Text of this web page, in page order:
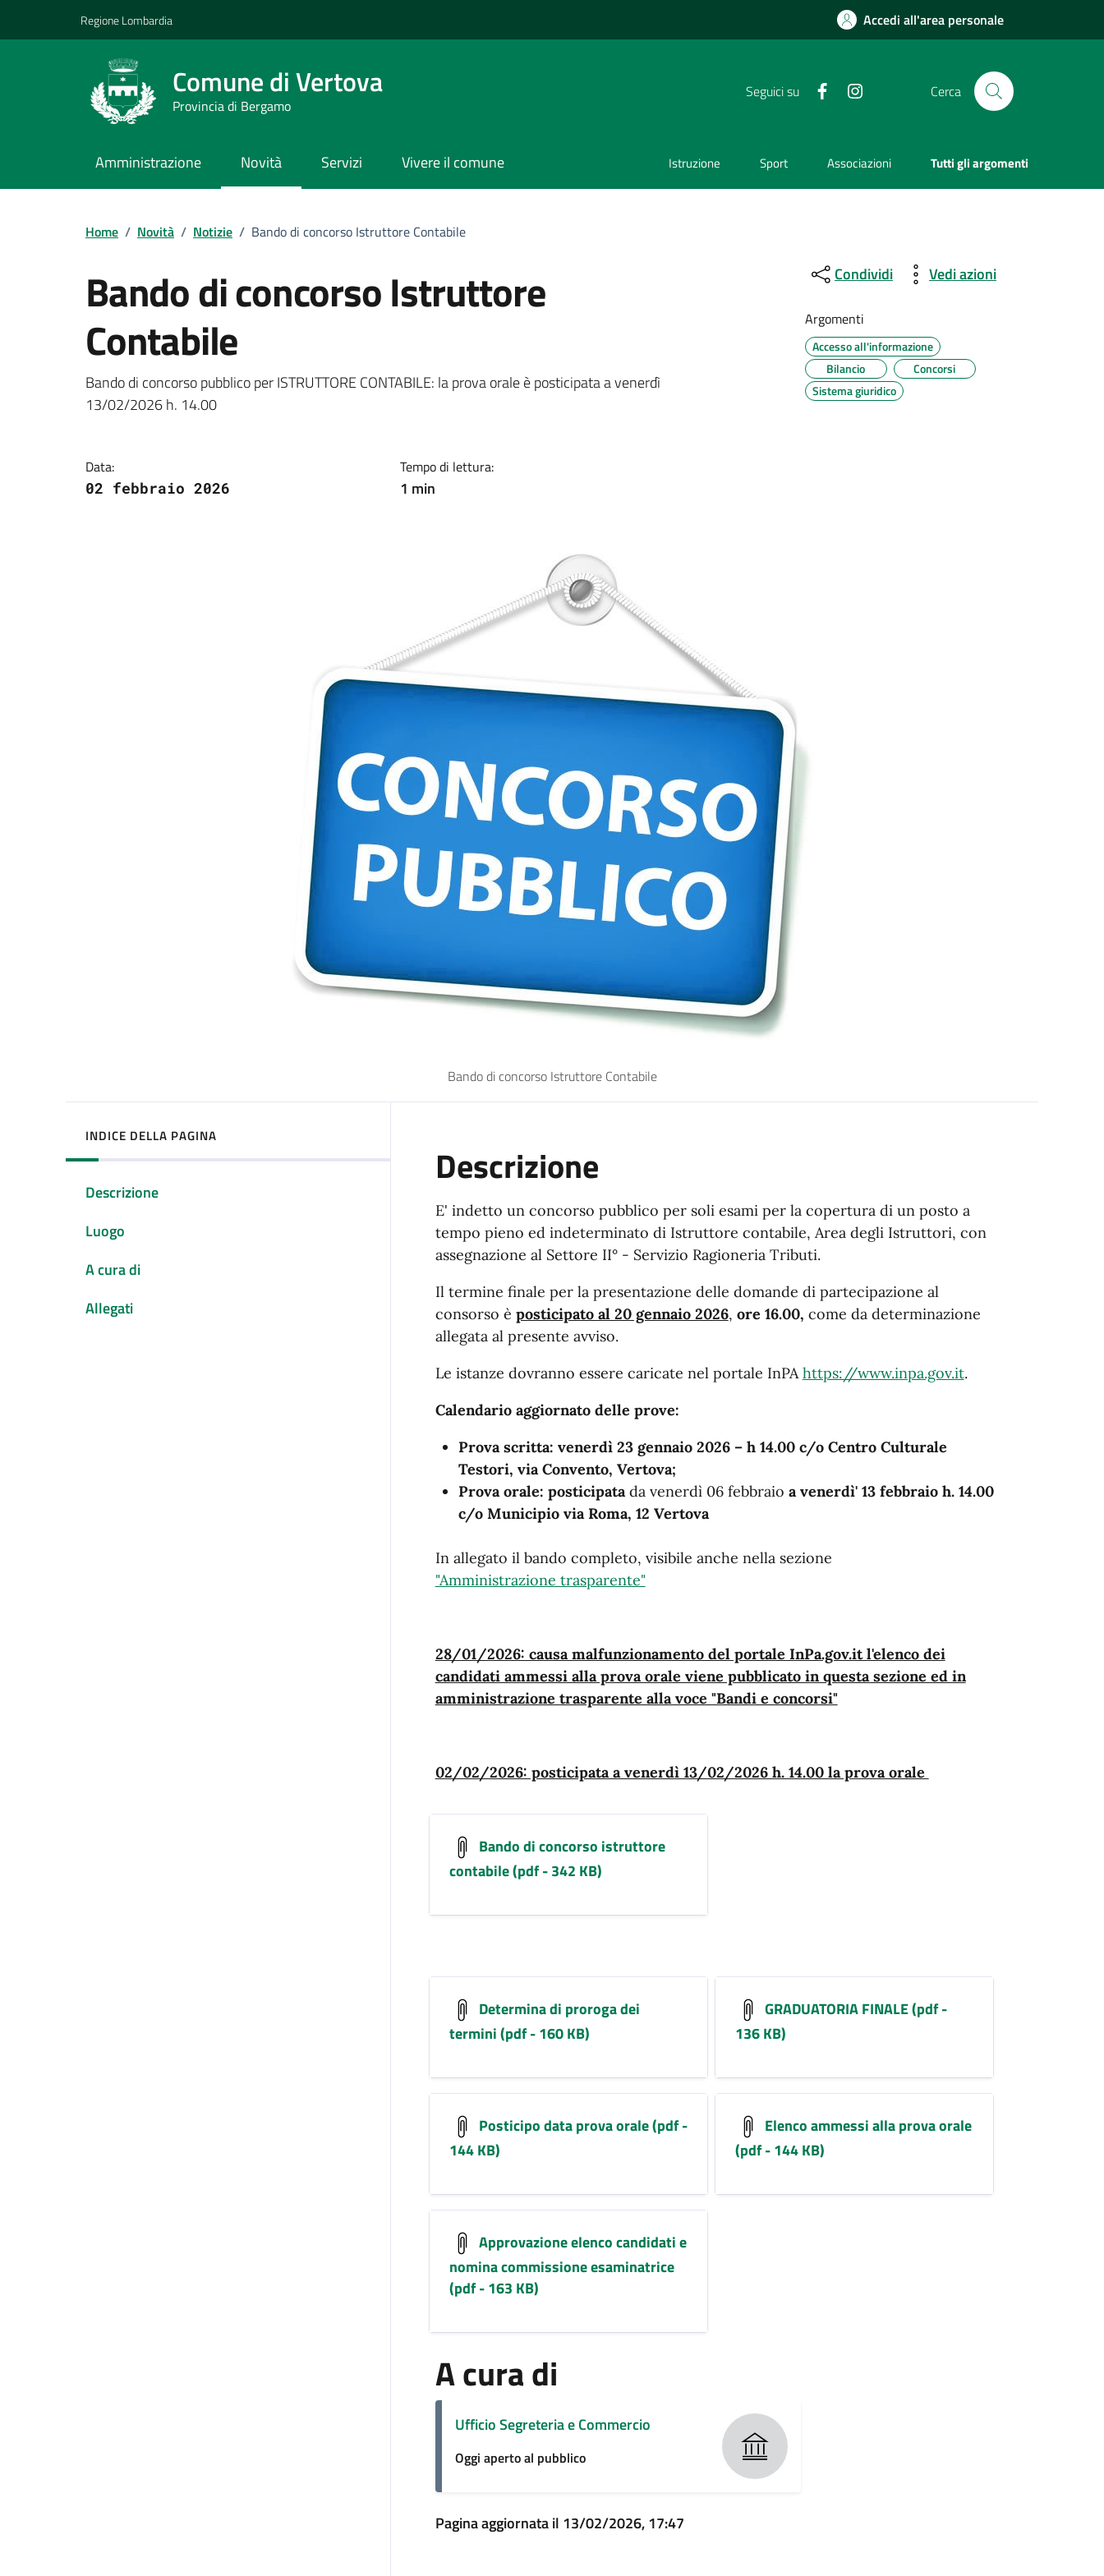
Regione Lombardia Accedi all'area personale
Comune di Vertova
Provincia di Bergamo
Seguici su Facebook Cerca
Amministrazione Novità Servizi Vivere il comune Istruzione Sport Associazioni Tutti gli argomenti
Home / Novità / Notizie / Bando di concorso Istruttore Contabile
Bando di concorso Istruttore
Contabile
Dettagli della notizia
Bando di concorso pubblico per ISTRUTTORE CONTABILE: la prova orale è posticipata a venerdì
13/02/2026 h. 14.00
Data:
02 febbraio 2026
Tempo di lettura:
1 min
Condividi Vedi azioni
Argomenti
Accesso all'informazione
Bilancio
Concorsi
Sistema giuridico
Bando di concorso Istruttore Contabile
INDICE DELLA PAGINA
Descrizione
Luogo
A cura di
Allegati
Descrizione
E' indetto un concorso pubblico per soli esami per la copertura di un posto a
tempo pieno ed indeterminato di Istruttore contabile, Area degli Istruttori, con
assegnazione al Settore II° - Servizio Ragioneria Tributi.
Il termine finale per la presentazione delle domande di partecipazione al
consorso è posticipato al 20 gennaio 2026, ore 16.00, come da determinazione
allegata al presente avviso.
Le istanze dovranno essere caricate nel portale InPAhttps://www.inpa.gov.it.
Calendario aggiornato delle prove:
Prova scritta: venerdì 23 gennaio 2026 – h 14.00 c/o Centro Culturale
Testori, via Convento, Vertova;
Prova orale: posticipatada venerdì 06 febbraio a venerdì' 13 febbraio h. 14.00
c/o Municipio via Roma, 12 Vertova
In allegato il bando completo, visibile anche nella sezione
"Amministrazione trasparente"
28/01/2026: causa malfunzionamento del portale InPa.gov.it l'elenco dei
candidati ammessi alla prova orale viene pubblicato in questa sezione ed in
amministrazione trasparente alla voce "Bandi e concorsi"
02/02/2026: posticipata a venerdì 13/02/2026 h. 14.00 la prova orale
Bando di concorso istruttore
contabile (pdf - 342 KB)
Determina di proroga dei
termini (pdf - 160 KB)
GRADUATORIA FINALE (pdf -
136 KB)
Posticipo data prova orale (pdf -
144 KB)
Elenco ammessi alla prova orale
(pdf - 144 KB)
Approvazione elenco candidati e
nomina commissione esaminatrice
(pdf - 163 KB)
A cura di
Ufficio Segreteria e Commercio
Oggi aperto al pubblico
Pagina aggiornata il 13/02/2026, 17:47